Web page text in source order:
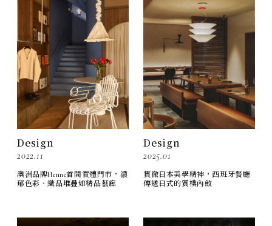
Design
2022.11
澳洲品牌Henne首間實體門市，濃
郁色彩、織品堆疊如精品藝廊
Design
2025.01
貫徹日本美學精神，西班牙餐廳
傳遞日式的質樸內斂